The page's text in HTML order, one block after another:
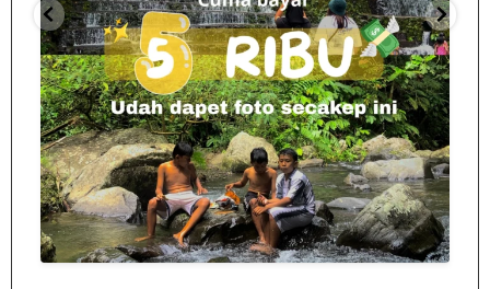
Spill tempat 5Rb an di lombok tengah,
nama
...
12 0